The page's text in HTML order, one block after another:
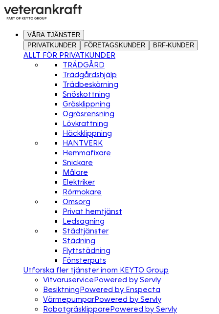
VÅRA TJÄNSTER
PRIVATKUNDER
FÖRETAGSKUNDER BRF-KUNDER
ALLT FÖR PRIVATKUNDER
TRÄDGÅRD
Trädgårdshjälp
Trädbeskärning
Snöskottning
Gräsklippning
Ogräsrensning
Lövkrattning
Häckklippning
HANTVERK
Hemmafixare
Snickare
Målare
Elektriker
Rörmokare
Omsorg
Privat hemtjänst
Ledsagning
Städtjänster
Städning
Flyttstädning
Fönsterputs
Utforska fler tjänster inom KEYTO Group
VitvaruservicePowered by Servly
BesiktningPowered by Enspecta
VärmepumparPowered by Servly
RobotgräsklipparePowered by Servly